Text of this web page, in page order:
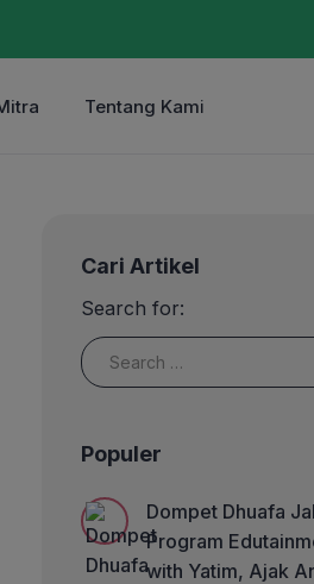
Tentang Kami
Cari Artikel
Search for:
Populer
Dompet Dhuafa
Program
with Yatim, Ajak